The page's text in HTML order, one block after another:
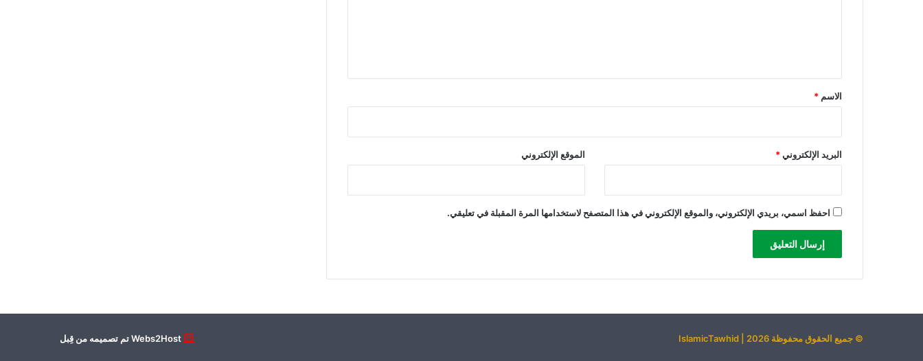
*
الاسم *
البريد الإلكتروني* الموقع الإلكتروني
احفظ اسمي، بريدي الإلكتروني، والموقع الإلكتروني في هذا المتصفح لاستخدامها المرة المقبلة في تعليقي.
© جميع الحقوق محفوظة 2026 | IslamicTawhid Webs2Host تم تصميمه من قِبل